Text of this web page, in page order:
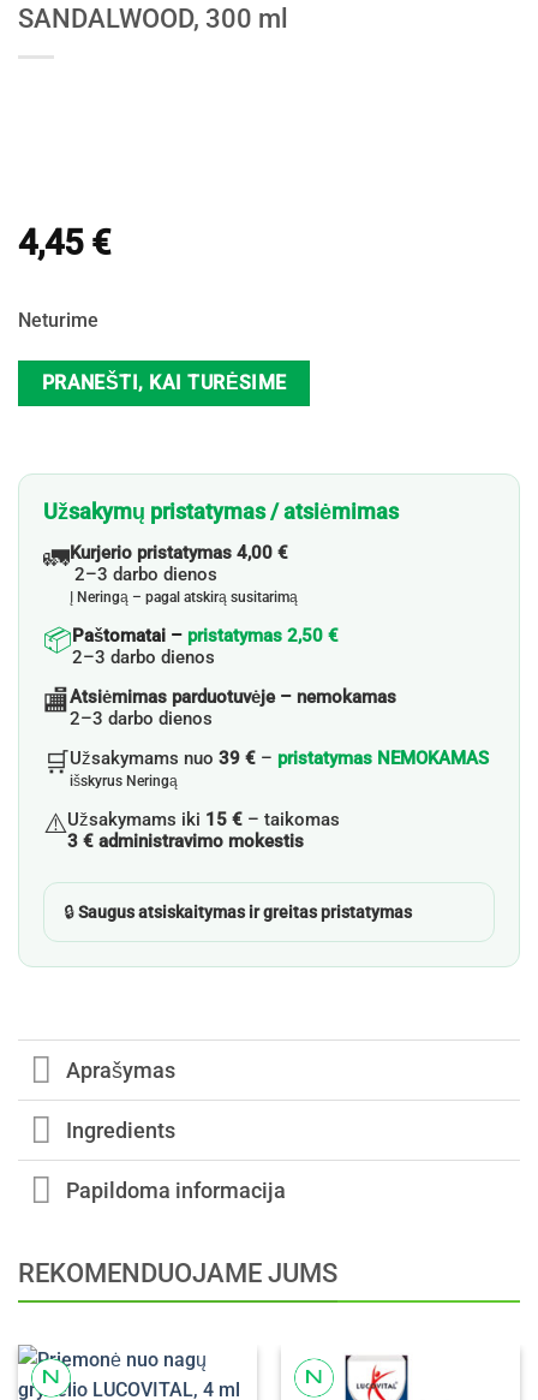
SANDALWOOD, 300 ml
4,45 €
Neturime
PRANEŠTI, KAI TURĖSIME
Užsakymų pristatymas / atsiėmimas
🚛Kurjerio pristatymas 4,00 €
2–3 darbo dienos
Į Neringą – pagal atskirą susitarimą
📦Paštomatai – pristatymas 2,50 €
2–3 darbo dienos
🏬Atsiėmimas parduotuvėje – nemokamas
2–3 darbo dienos
🛒Užsakymams nuo 39 € – pristatymas NEMOKAMAS
išskyrus Neringą
⚠️Užsakymams iki 15 € – taikomas
3 € administravimo mokestis
🔒Saugus atsiskaitymas ir greitas pristatymas
Aprašymas
Ingredients
Papildoma informacija
REKOMENDUOJAME JUMS